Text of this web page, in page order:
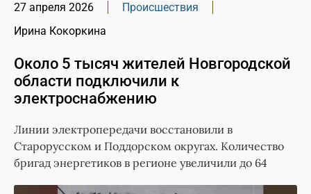
27 апреля 2026
Происшествия
Ирина Кокоркина
Около 5 тысяч жителей Новгородской
области подключили к
электроснабжению
Линии электропередачи восстановили в
Старорусском и Поддорском округах. Количество
бригад энергетиков в регионе увеличили до 64